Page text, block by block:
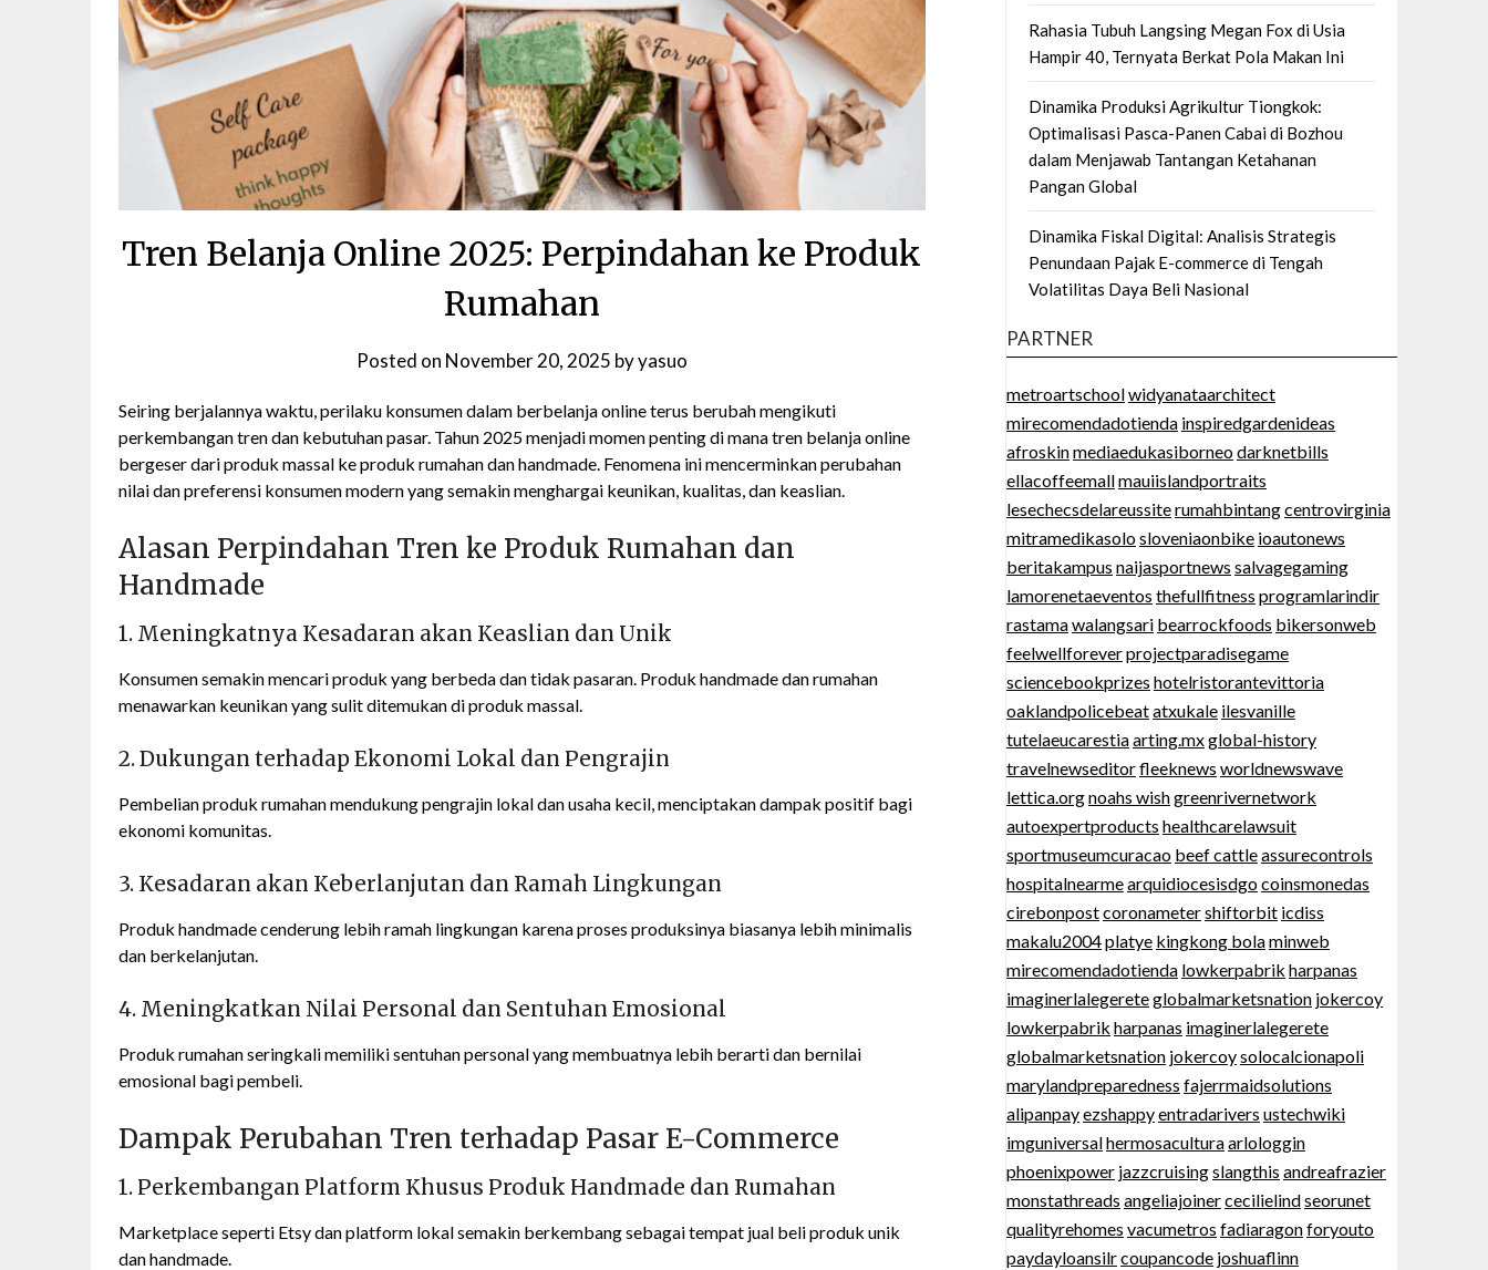
Tren Belanja Online 2025: Perpindahan ke Produk
Rumahan
Posted on November 20, 2025 byyasuo
Seiring berjalannya waktu, perilaku konsumen dalam berbelanja online terus berubah mengikuti
perkembangan tren dan kebutuhan pasar. Tahun 2025 menjadi momen penting di mana tren belanja online
bergeser dari produk massal ke produk rumahan dan handmade. Fenomena ini mencerminkan perubahan
nilai dan preferensi konsumen modern yang semakin menghargai keunikan, kualitas, dan keaslian.
Alasan Perpindahan Tren ke Produk Rumahan dan
Handmade
1. Meningkatnya Kesadaran akan Keaslian dan Unik
Konsumen semakin mencari produk yang berbeda dan tidak pasaran. Produk handmade dan rumahan
menawarkan keunikan yang sulit ditemukan di produk massal.
2. Dukungan terhadap Ekonomi Lokal dan Pengrajin
Pembelian produk rumahan mendukung pengrajin lokal dan usaha kecil, menciptakan dampak positif bagi
ekonomi komunitas.
3. Kesadaran akan Keberlanjutan dan Ramah Lingkungan
Produk handmade cenderung lebih ramah lingkungan karena proses produksinya biasanya lebih minimalis
dan berkelanjutan.
4. Meningkatkan Nilai Personal dan Sentuhan Emosional
Produk rumahan seringkali memiliki sentuhan personal yang membuatnya lebih berarti dan bernilai
emosional bagi pembeli.
Dampak Perubahan Tren terhadap Pasar E-Commerce
1. Perkembangan Platform Khusus Produk Handmade dan Rumahan
Marketplace seperti Etsy dan platform lokal semakin berkembang sebagai tempat jual beli produk unik
dan handmade.
Rahasia Tubuh Langsing Megan Fox di Usia
Hampir 40, Ternyata Berkat Pola Makan Ini
Dinamika Produksi Agrikultur Tiongkok:
Optimalisasi Pasca-Panen Cabai di Bozhou
dalam Menjawab Tantangan Ketahanan
Pangan Global
Dinamika Fiskal Digital: Analisis Strategis
Penundaan Pajak E-commerce di Tengah
Volatilitas Daya Beli Nasional
PARTNER
metroartschoolwidyanataarchitect
mirecomendadotienda inspiredgardenideas
afroskinmediaedukasiborneodarknetbills
ellacoffeemallmauiislandportraits
lesechecsdelareussiterumahbintangcentrovirginia
mitramedikasolosloveniaonbike ioautonews
beritakampus naijasportnews salvagegaming
lamorenetaeventos thefullfitness programlarindir
rastamawalangsari bearrockfoods bikersonweb
feelwellforeverprojectparadisegame
sciencebookprizes hotelristorantevittoria
oaklandpolicebeatatxukale ilesvanille
tutelaeucarestiaarting.mxglobal-history
travelnewseditorfleeknews worldnewswave
lettica.orgnoahs wishgreenrivernetwork
autoexpertproducts healthcarelawsuit
sportmuseumcuracao beef cattleassurecontrols
hospitalnearmearquidiocesisdgocoinsmonedas
cirebonpostcoronametershiftorbit icdiss
makalu2004platye kingkong bolaminweb
mirecomendadotienda lowkerpabrik harpanas
imaginerlalegereteglobalmarketsnation jokercoy
lowkerpabrik harpanas imaginerlalegerete
globalmarketsnation jokercoysolocalcionapoli
marylandpreparedness fajerrmaidsolutions
alipanpayezshappyentradarivers ustechwiki
imguniversalhermosaculturaarlologgin
phoenixpower jazzcruisingslangthis andreafrazier
monstathreads angeliajoinercecilielindseorunet
qualityrehomes vacumetros fadiaragonforyouto
paydayloansilrcoupancode joshuaflinn